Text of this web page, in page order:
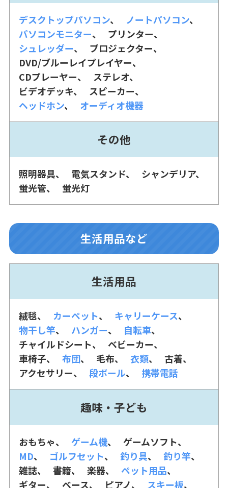
デスクトップパソコン
ノートパソコン
パソコンモニター
プリンター
シュレッダー
プロジェクター
DVD/ブルーレイプレイヤー
CDプレーヤー
ステレオ
ビデオデッキ
スピーカー
ヘッドホン
オーディオ機器
その他
照明器具 電気スタンド
シャンデリア
蛍光管
蛍光灯
生活用品など
生活用品
絨毯 カーペット
キャリーケース
物干し竿
ハンガー
自転車
チャイルドシート
ベビーカー
車椅子
布団 毛布 衣類
古着
アクセサリー
段ボール 携帯電話
趣味・子ども
おもちゃ ゲーム機
ゲームソフト
MD
ゴルフセット 釣り具
釣り竿
雑誌
書籍 楽器
ペット用品
ギター
ベース ピアノ スキー板